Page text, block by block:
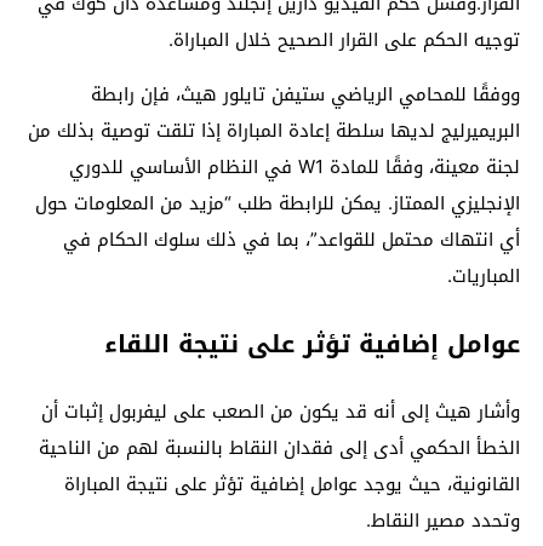
توجيه الحكم على القرار الصحيح خلال المباراة.
ووفقًا للمحامي الرياضي ستيفن تايلور هيث، فإن رابطة
البريميرليج لديها سلطة إعادة المباراة إذا تلقت توصية بذلك من
لجنة معينة، وفقًا للمادة W1 في النظام الأساسي للدوري
الإنجليزي الممتاز. يمكن للرابطة طلب “مزيد من المعلومات حول
أي انتهاك محتمل للقواعد”، بما في ذلك سلوك الحكام في
المباريات.
عوامل إضافية تؤثر على نتيجة اللقاء
وأشار هيث إلى أنه قد يكون من الصعب على ليفربول إثبات أن
الخطأ الحكمي أدى إلى فقدان النقاط بالنسبة لهم من الناحية
القانونية، حيث يوجد عوامل إضافية تؤثر على نتيجة المباراة
وتحدد مصير النقاط.